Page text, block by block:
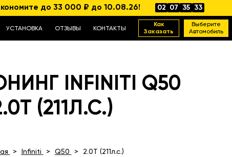
до 33 000 ₽ до 10.08.26! 02 07 35 32
УСТАНОВКА ОТЗЫВЫ КОНТАКТЫ
Как
Заказать
Выберите
Автомобиль
INFINITI Q50
(211Л.С.)
Infiniti Q50 2.0T (211л.с.)